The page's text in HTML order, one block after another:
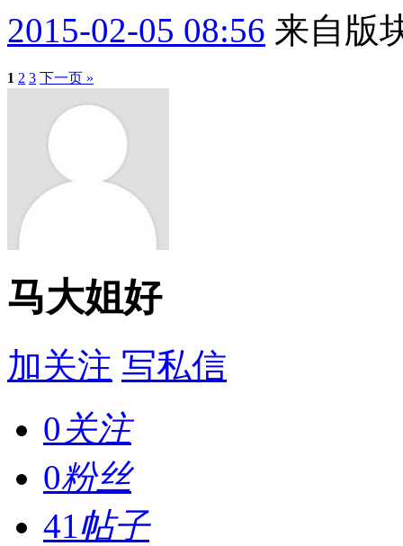
2015-02-05 08:56 来自版
1 2 3 下一页 »
马大姐好
加关注 写私信
0关注
0粉丝
41帖子